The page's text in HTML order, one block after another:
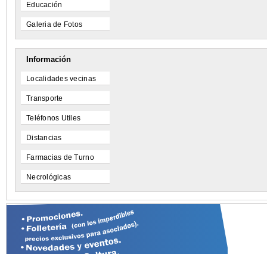
Educación
Galeria de Fotos
Información
Localidades vecinas
Transporte
Teléfonos Utiles
Distancias
Farmacias de Turno
Necrológicas